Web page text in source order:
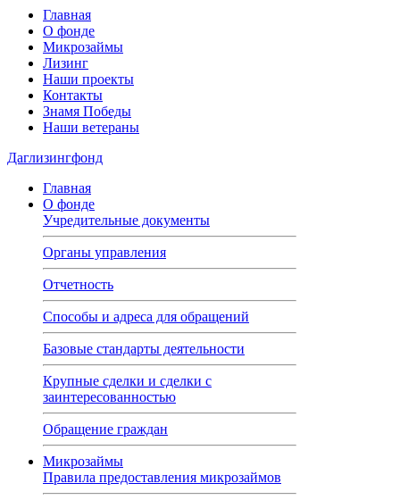
Главная
О фонде
Микрозаймы
Лизинг
Наши проекты
Контакты
Знамя Победы
Наши ветераны
Даглизингфонд
Главная
О фонде
Учредительные документы
Органы управления
Отчетность
Способы и адреса для обращений
Базовые стандарты деятельности
Крупные сделки и сделки с
заинтересованностью
Обращение граждан
Микрозаймы
Правила предоставления микрозаймов